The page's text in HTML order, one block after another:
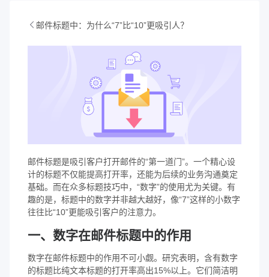
邮件标题中：为什么“7”比“10”更吸引人？
邮件标题是吸引客户打开邮件的“第一道门”。一个精心设
计的标题不仅能提高打开率，还能为后续的业务沟通奠定
基础。而在众多标题技巧中，“数字”的使用尤为关键。有
趣的是，标题中的数字并非越大越好，像“7”这样的小数字
往往比“10”更能吸引客户的注意力。
一、数字在邮件标题中的作用
数字在邮件标题中的作用不可小觑。研究表明，含有数字
的标题比纯文本标题的打开率高出15%以上。它们简洁明